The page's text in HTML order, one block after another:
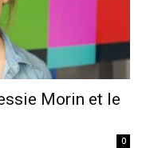
Morin et le
0